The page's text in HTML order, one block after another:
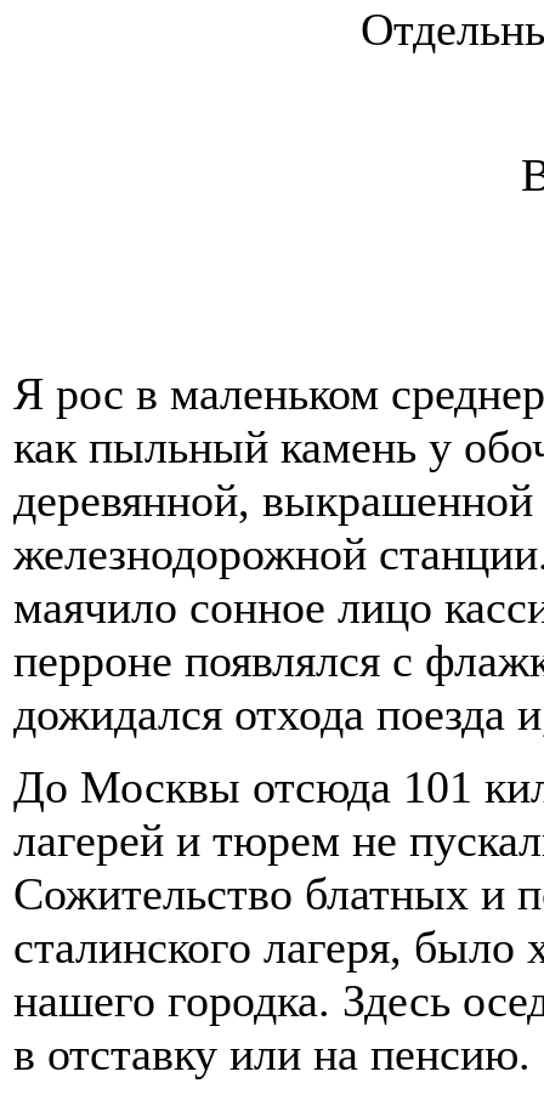
Я рос в маленьком
как пыльный камень у
деревянной,
железнодорожной
маячило сонное лицо
перроне появлялся с
дожидался отхода поезда
До Москвы отсюда 101
лагерей и тюрем не
Сожительство блатных и
сталинского лагеря, было
нашего городка. Здесь
в отставку или на пенсию.